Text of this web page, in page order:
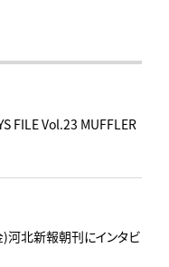
FILE Vol.23 MUFFLER
河北新報朝刊にインタビ